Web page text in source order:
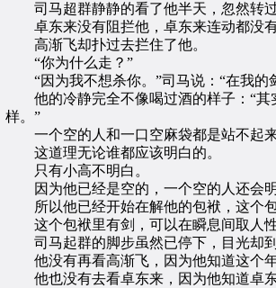
司马超群静静的看了他半天，忽然转过
卓东来没有阻拦他，卓东来连动都没有
高渐飞却扑过去拦住了他。
“你为什么走？”
“因为我不想杀你。”司马说：“在我的
他的冷静完全不像喝过酒的样子：“其
样。”
一个空的人和一口空麻袋都是站不起来
这道理无论谁都应该明白的。
只有小高不明白。
因为他已经是空的，一个空的人还会明
所以他已经开始在解他的包袱，这个包
这个包袱里有剑，可以在瞬息间取人性
司马起群的脚步虽然已停下，目光却到
他没有再看高渐飞，因为他知道这个年
他也没有去看卓东来，因为他知道卓东